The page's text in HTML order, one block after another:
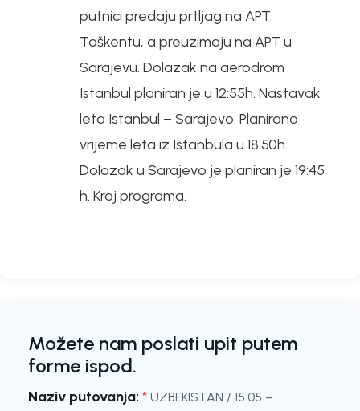
putnici predaju prtljag na APT
Taškentu, a preuzimaju na APT u
Sarajevu. Dolazak na aerodrom
Istanbul planiran je u 12:55h. Nastavak
leta Istanbul – Sarajevo. Planirano
vrijeme leta iz Istanbula u 18:50h.
Dolazak u Sarajevo je planiran je 19:45
h. Kraj programa.
Možete nam poslati upit putem
forme ispod.
Naziv putovanja: * UZBEKISTAN / 15.05 –